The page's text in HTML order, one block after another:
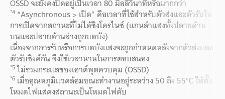
*4 “Asynchronous > เปิด” คือเวลาที่ใช้สำหรับตัวส่งและตัวรับใน
การเปิดจากสถานะที่ไม่ได้ซิงโครไนซ์ (แกนลำแสงทั้งปลายด้าน
บนและปลายด้านล่างถูกบดบัง)
เนื่องจากการรับหรือการบดบังแสงจะถูกกำหนดหลังจากตัวส่งและ
ตัวรับซิงค์กัน จึงใช้เวลานานในการตอบสนอง
*5ไม่รวมกระแสของเอาต์พุตควบคุม (OSSD)
*6 เมื่ออุณหภูมิแวดล้อมขณะทำงานอยู่ระหว่าง 50 ถึง 55°C ให้ตั้ง
โหมดไฟแสดงสถานะเป็นโหมดไฟดับ